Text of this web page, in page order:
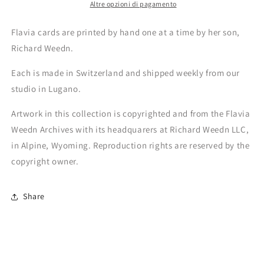
Altre opzioni di pagamento
Flavia cards are printed by hand one at a time by her son,
Richard Weedn.
Each is made in Switzerland and shipped weekly from our
studio in Lugano.
Artwork in this collection is copyrighted and from the Flavia
Weedn Archives with its headquarers at Richard Weedn LLC,
in Alpine, Wyoming. Reproduction rights are reserved by the
copyright owner.
Share